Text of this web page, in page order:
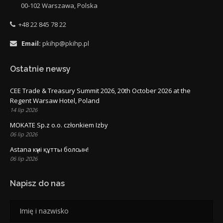
00-102 Warszawa, Polska
+48 22 845 78 22
Email: pkihp@pkihp.pl
Ostatnie newsy
CEE Trade & Treasury Summit 2026, 20th October 2026 at the
Regent Warsaw Hotel, Poland
14 lip 2026
MOKATE Sp.z o.o. członkiem Izby
06 lip 2026
Astana күні құтты болсын!
06 lip 2026
Napisz do nas